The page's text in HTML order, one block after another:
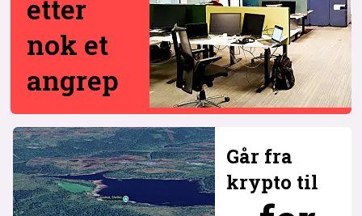
etter
nok et
angrep
Går fra
krypto til